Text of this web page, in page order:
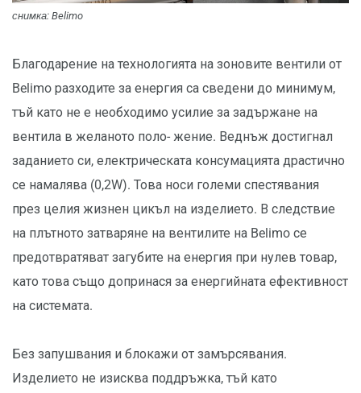
снимка: Belimo
Благодарение на технологията на зоновите вентили от
Belimo разходите за енергия са сведени до минимум,
тъй като не е необходимо усилие за задържане на
вентила в желаното поло- жение. Веднъж достигнал
заданието си, електрическата консумацията драстично
се намалява (0,2W). Това носи големи спестявания
през целия жизнен цикъл на изделието. В следствие
на плътното затваряне на вентилите на Belimo се
предотвратяват загубите на енергия при нулев товар,
като това също допринася за енергийната ефективност
на системата.
Без запушвания и блокажи от замърсявания.
Изделието не изисква поддръжка, тъй като